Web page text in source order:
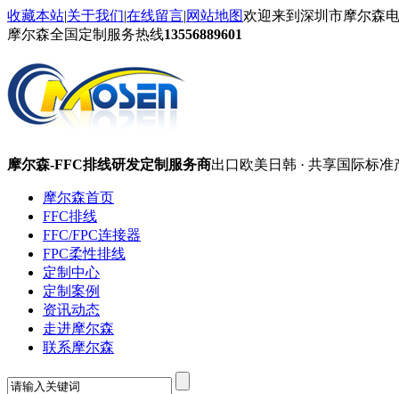
收藏本站|关于我们|在线留言|网站地图欢迎来到深圳市摩尔森
摩尔森全国定制服务热线13556889601
摩尔森-FFC排线研发定制服务商出口欧美日韩 · 共享国际标准
摩尔森首页
FFC排线
FFC/FPC连接器
FPC柔性排线
定制中心
定制案例
资讯动态
走进摩尔森
联系摩尔森